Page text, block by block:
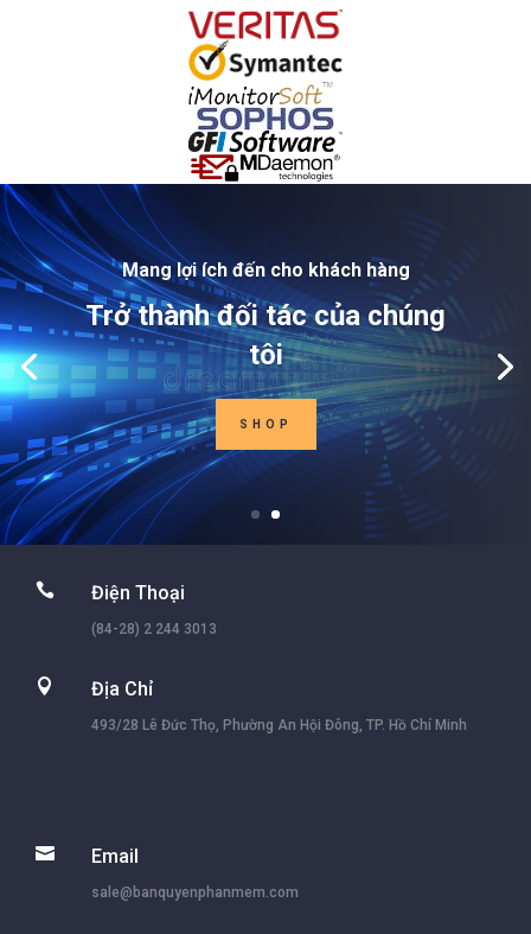
Mang lợi ích đến cho khách hàng
Trở thành đối tác của chúng
tôi
SHOP
 Điện Thoại
(84-28) 2 244 3013
 Địa Chỉ
493/28 Lê Đức Thọ, Phường An Hội Đông, TP. Hồ Chí Minh
 Email
sale@banquyenphanmem.com